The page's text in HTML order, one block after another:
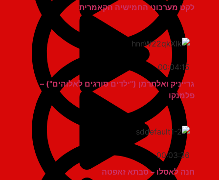
לקט מערכוני החמישיה הקאמרית
00:04:15
גרייניק ואלתרמן ("ילדים סורגים לאלוהים") –
פלמנקו
00:03:36
חנה לאסלו – סבתא זאפטה